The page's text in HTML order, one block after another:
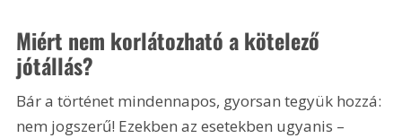
Miért nem korlátozható a kötelező
jótállás?
Bár a történet mindennapos, gyorsan tegyük hozzá:
nem jogszerű! Ezekben az esetekben ugyanis –